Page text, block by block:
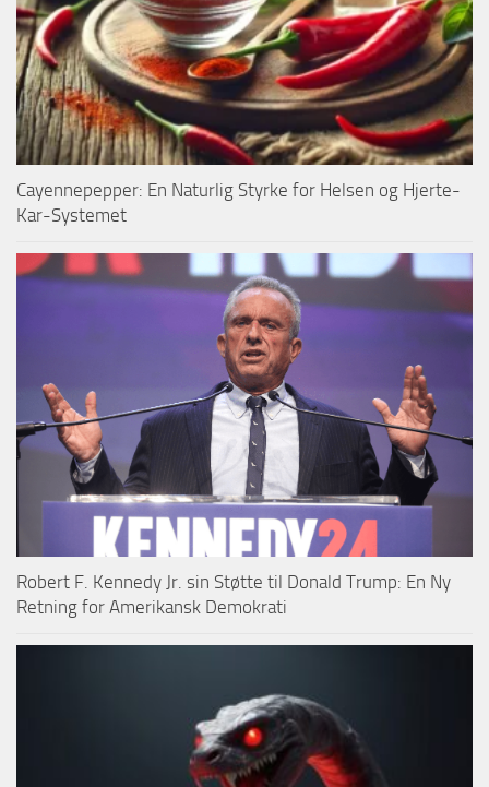
Cayennepepper: En Naturlig Styrke for Helsen og Hjerte-
Kar-Systemet
Robert F. Kennedy Jr. sin Støtte til Donald Trump: En Ny
Retning for Amerikansk Demokrati